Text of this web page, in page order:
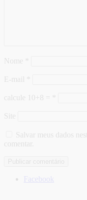
Nome
E-mail
calcule 10+8 =
Site
Salvar meus dados
comentar.
Facebook